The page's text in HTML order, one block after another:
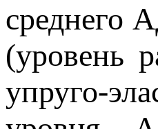
среднего
(уровень
упруго-